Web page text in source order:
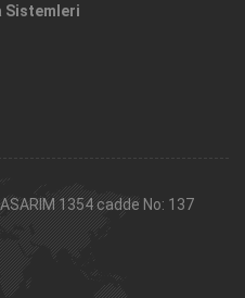
Sistemleri
1354 cadde No: 137